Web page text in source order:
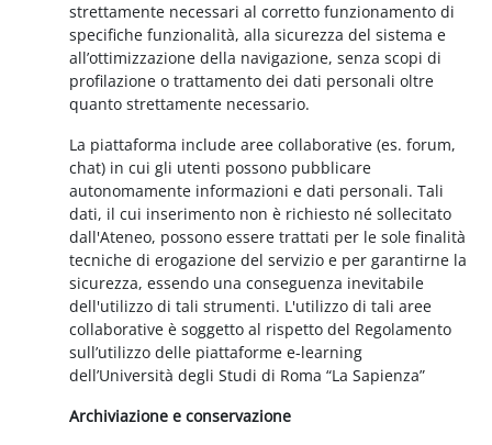
strettamente necessari al corretto funzionamento di
specifiche funzionalità, alla sicurezza del sistema e
all’ottimizzazione della navigazione, senza scopi di
profilazione o trattamento dei dati personali oltre
quanto strettamente necessario.
La piattaforma include aree collaborative (es. forum,
chat) in cui gli utenti possono pubblicare
autonomamente informazioni e dati personali. Tali
dati, il cui inserimento non è richiesto né sollecitato
dall'Ateneo, possono essere trattati per le sole finalità
tecniche di erogazione del servizio e per garantirne la
sicurezza, essendo una conseguenza inevitabile
dell'utilizzo di tali strumenti. L'utilizzo di tali aree
collaborative è soggetto al rispetto del Regolamento
sull’utilizzo delle piattaforme e-learning
dell’Università degli Studi di Roma “La Sapienza”
Archiviazione e conservazione